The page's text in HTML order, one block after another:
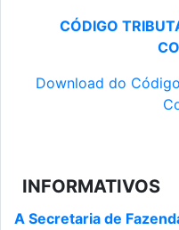
CÓDIGO
Download do
INFORMATIVOS
A Secretaria de